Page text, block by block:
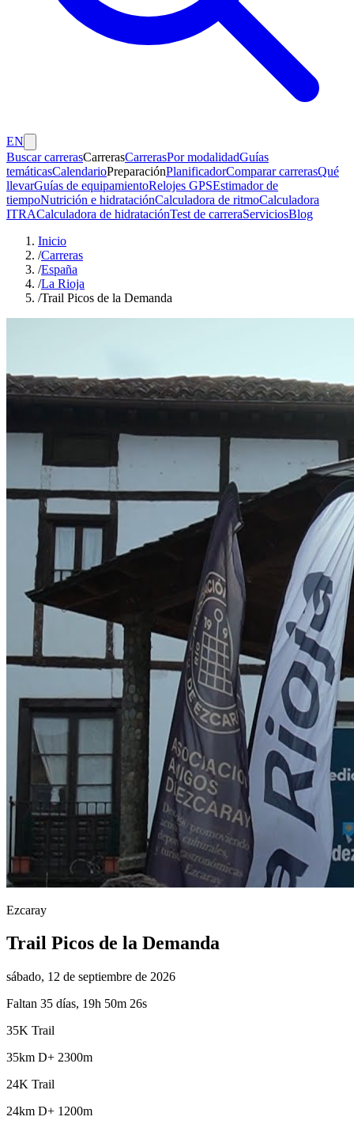
EN
Buscar carrerasCarrerasCarrerasPor modalidadGuías
temáticasCalendarioPreparaciónPlanificadorComparar carrerasQué
llevarGuías de equipamientoRelojes GPSEstimador de
tiempoNutrición e hidrataciónCalculadora de ritmoCalculadora
ITRACalculadora de hidrataciónTest de carreraServiciosBlog
Inicio
/Carreras
/España
/La Rioja
/Trail Picos de la Demanda
Ezcaray
Trail Picos de la Demanda
sábado, 12 de septiembre de 2026
Faltan 35 días, 19h 50m 25s
35K Trail
35km D+ 2300m
24K Trail
24km D+ 1200m